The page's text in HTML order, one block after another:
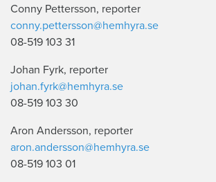
Conny Pettersson, reporter
conny.pettersson@hemhyra.se
08-519 103 31
Johan Fyrk, reporter
johan.fyrk@hemhyra.se
08-519 103 30
Aron Andersson, reporter
aron.andersson@hemhyra.se
08-519 103 01